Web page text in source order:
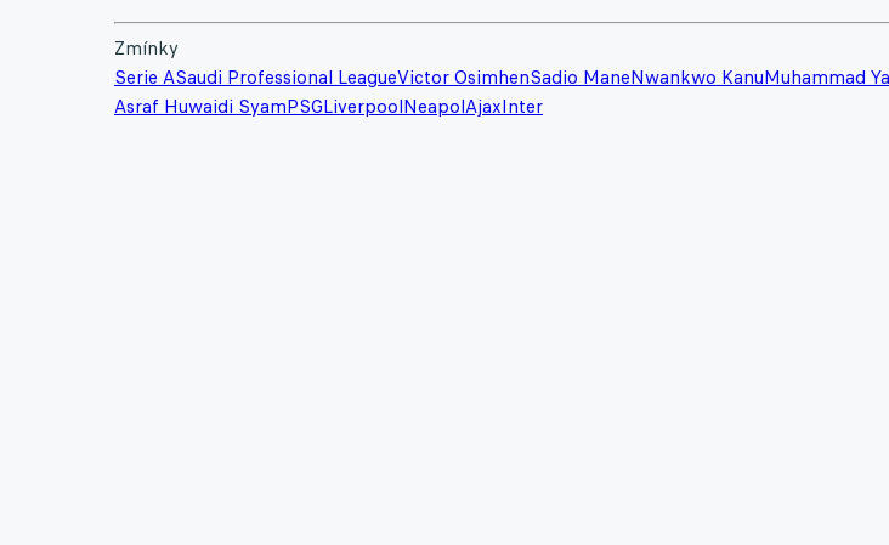
Zmínky
Serie ASaudi Professional LeagueVictor OsimhenSadio ManeNwankwo KanuMuhammad
Asraf Huwaidi SyamPSGLiverpoolNeapolAjaxInter